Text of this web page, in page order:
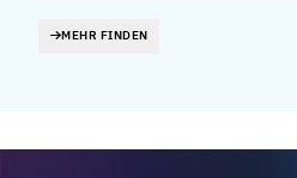
MEHR FINDEN